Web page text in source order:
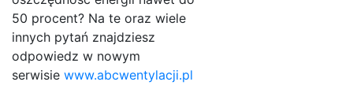
50 procent? Na te oraz wiele
innych pytań znajdziesz
odpowiedz w nowym
serwisie www.abcwentylacji.pl